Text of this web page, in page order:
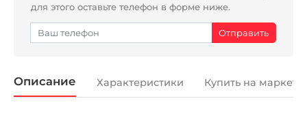
для этого оставьте телефон в форме ниже.
Описание Характеристики Купить на